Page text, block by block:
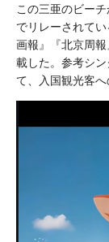
この三亜のビー
でリレーされて
画報』『北京周
載した。参考シ
て、入国観光客へ